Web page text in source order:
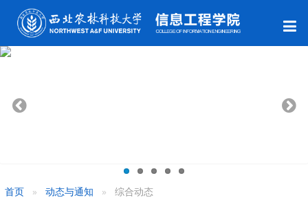
首页 动态与通知 综合动态